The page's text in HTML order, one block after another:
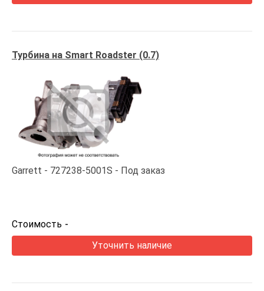
Турбина на Smart Roadster (0.7)
Garrett 727238-5001S Под заказ
Стоимость -
Уточнить наличие